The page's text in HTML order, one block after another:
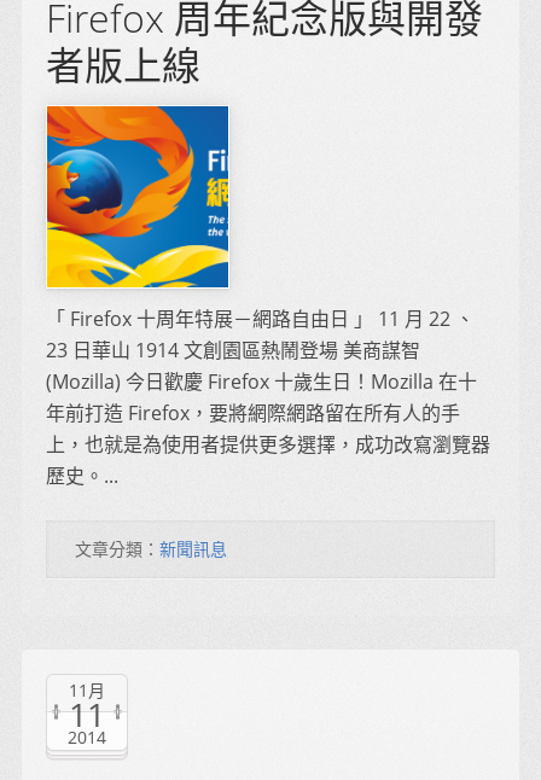
Firefox 周年紀念版與開發
者版上線
「 Firefox 十周年特展－網路自由日 」 11 月 22 、
23 日華山 1914 文創園區熱鬧登場 美商謀智
(Mozilla) 今日歡慶 Firefox 十歲生日！Mozilla 在十
年前打造 Firefox，要將網際網路留在所有人的手
上，也就是為使用者提供更多選擇，成功改寫瀏覽器
歷史。...
文章分類： 新聞訊息
11月
11
2014